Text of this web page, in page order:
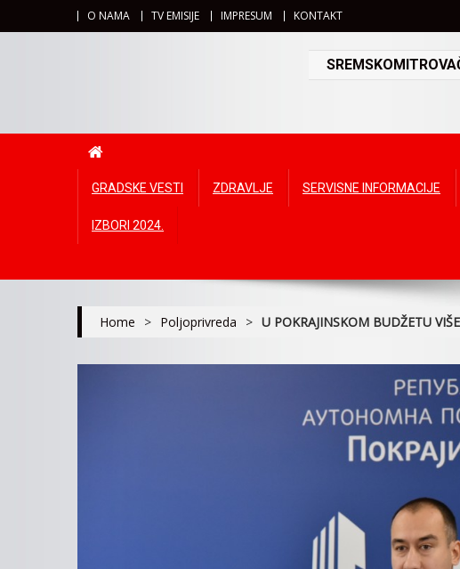
O NAMA TV EMISIJE IMPRESUM KONTAKT
GRADSKE VESTI ZDRAVLJE SERVISNE INFORMACIJE
IZBORI 2024.
Home > Poljoprivreda > U POKRAJINSKOM BUDŽETU